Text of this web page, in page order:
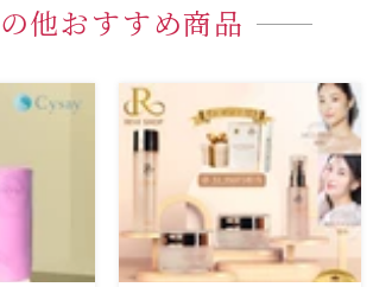
他おすすめ商品